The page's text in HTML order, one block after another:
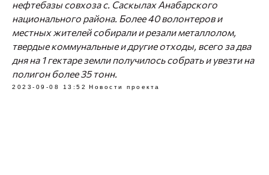
нефтебазы совхоза с. Саскылах Анабарского
национального района. Более 40 волонтеров и
местных жителей собирали и резали металлолом,
твердые коммунальные и другие отходы, всего за два
дня на 1 гектаре земли получилось собрать и увезти на
полигон более 35 тонн.
2023-09-08 13:52 Новости проекта